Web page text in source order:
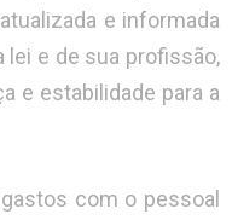
e informada
e de sua profissão,
e estabilidade para a
com o pessoal